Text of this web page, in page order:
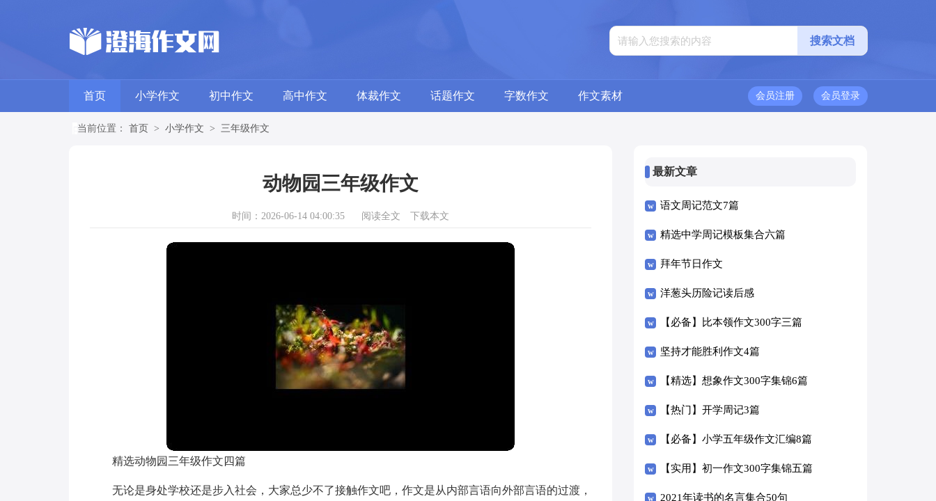
首页 小学作文 初中作文 高中作文 体裁作文 话题作文 字数作文 作文素材 会员登录
会员注册
当前位置： 首页 > 小学作文 > 三年级作文
动物园三年级作文
时间：2026-06-14 04:00:35 阅读全文 下载本文
精选动物园三年级作文四篇
无论是身处学校还是步入社会，大家总少不了接触作文吧，作文是从内部言语向外部言语的过渡，
最新文章
语文周记范文7篇
精选中学周记模板集合六篇
拜年节日作文
洋葱头历险记读后感
【必备】比本领作文300字三篇
坚持才能胜利作文4篇
【精选】想象作文300字集锦6篇
【热门】开学周记3篇
【必备】小学五年级作文汇编8篇
【实用】初一作文300字集锦五篇
2021年读书的名言集合50句